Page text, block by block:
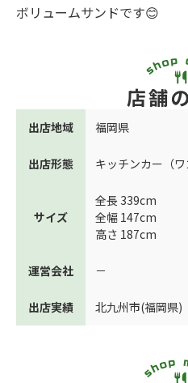
ボリュームサンドです😊
店舗
出店地域 福岡県
出店形態 キッチンカー（ワ
サイズ
全長 339cm
全幅 147cm
高さ 187cm
運営会社 －
出店実績 北九州市(福岡県)